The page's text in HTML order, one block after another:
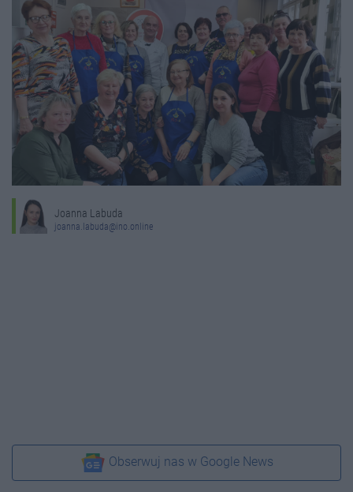
Joanna Labuda
joanna.labuda@ino.online
Obserwuj nas w Google News